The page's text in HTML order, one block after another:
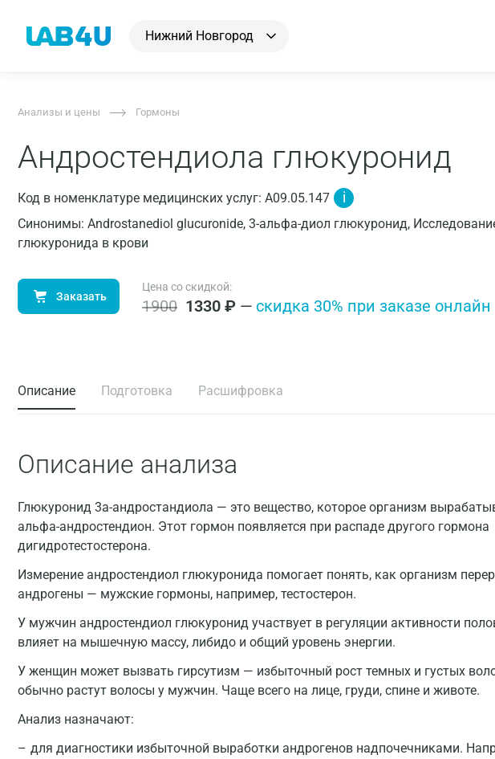
Нижний Новгород
Анализы и цены Гормоны
Андростендиола глюкуронид
Код в номенклатуре медицинских услуг: A09.05.147 i
Синонимы: Androstanediol glucuronide, 3-альфа-диол глюкуронид,
глюкуронида в крови
Заказать
Цена со скидкой:
1900 1330 ₽ — cкидка 30% при заказе онлайн
Описание Подготовка Расшифровка
Описание анализа
Глюкуронид 3a-андростандиола — это вещество, которое организм
альфа-андростендион. Этот гормон появляется при распаде другого гормона
дигидротестостерона.
Измерение андростендиол глюкуронида помогает понять, как организм
андрогены — мужские гормоны, например, тестостерон.
У мужчин андростендиол глюкуронид участвует в регуляции активности
влияет на мышечную массу, либидо и общий уровень энергии.
У женщин может вызвать гирсутизм — избыточный рост темных и густых
обычно растут волосы у мужчин. Чаще всего на лице, груди, спине и животе.
Анализ назначают:
для диагностики избыточной выработки андрогенов надпочечниками.